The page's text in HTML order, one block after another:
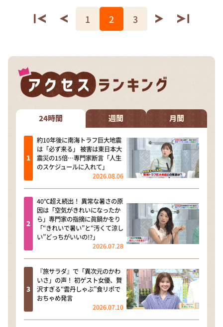
1 2 3
24時間 週間 月間
約10年後に南海トラフ巨大地震
は「必ず来る」 被害は東日本大
震災の15倍…専門家断言「人生
のスケジュールに入れて」
2026.08.06
40℃超え続出！ 異常な暑さの原
因は「空気がきれいになったか
ら」専門家の指摘に眞鍋かをり
「“きれいで暑い”と“汚くて涼し
い”どっちがいいの!?」
2026.07.28
『旅サラダ』で「異次元のかわ
いさ」の声！ 初ゲスト女優、贅
沢すぎる“雲丹しゃぶ”食リポで
おちゃめ発言
2026.07.10